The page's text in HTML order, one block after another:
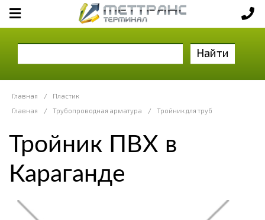
Найти
Главная /
Пластик
Главная
/ Трубопроводная арматура / Тройник для труб
Тройник ПВХ в
Караганде